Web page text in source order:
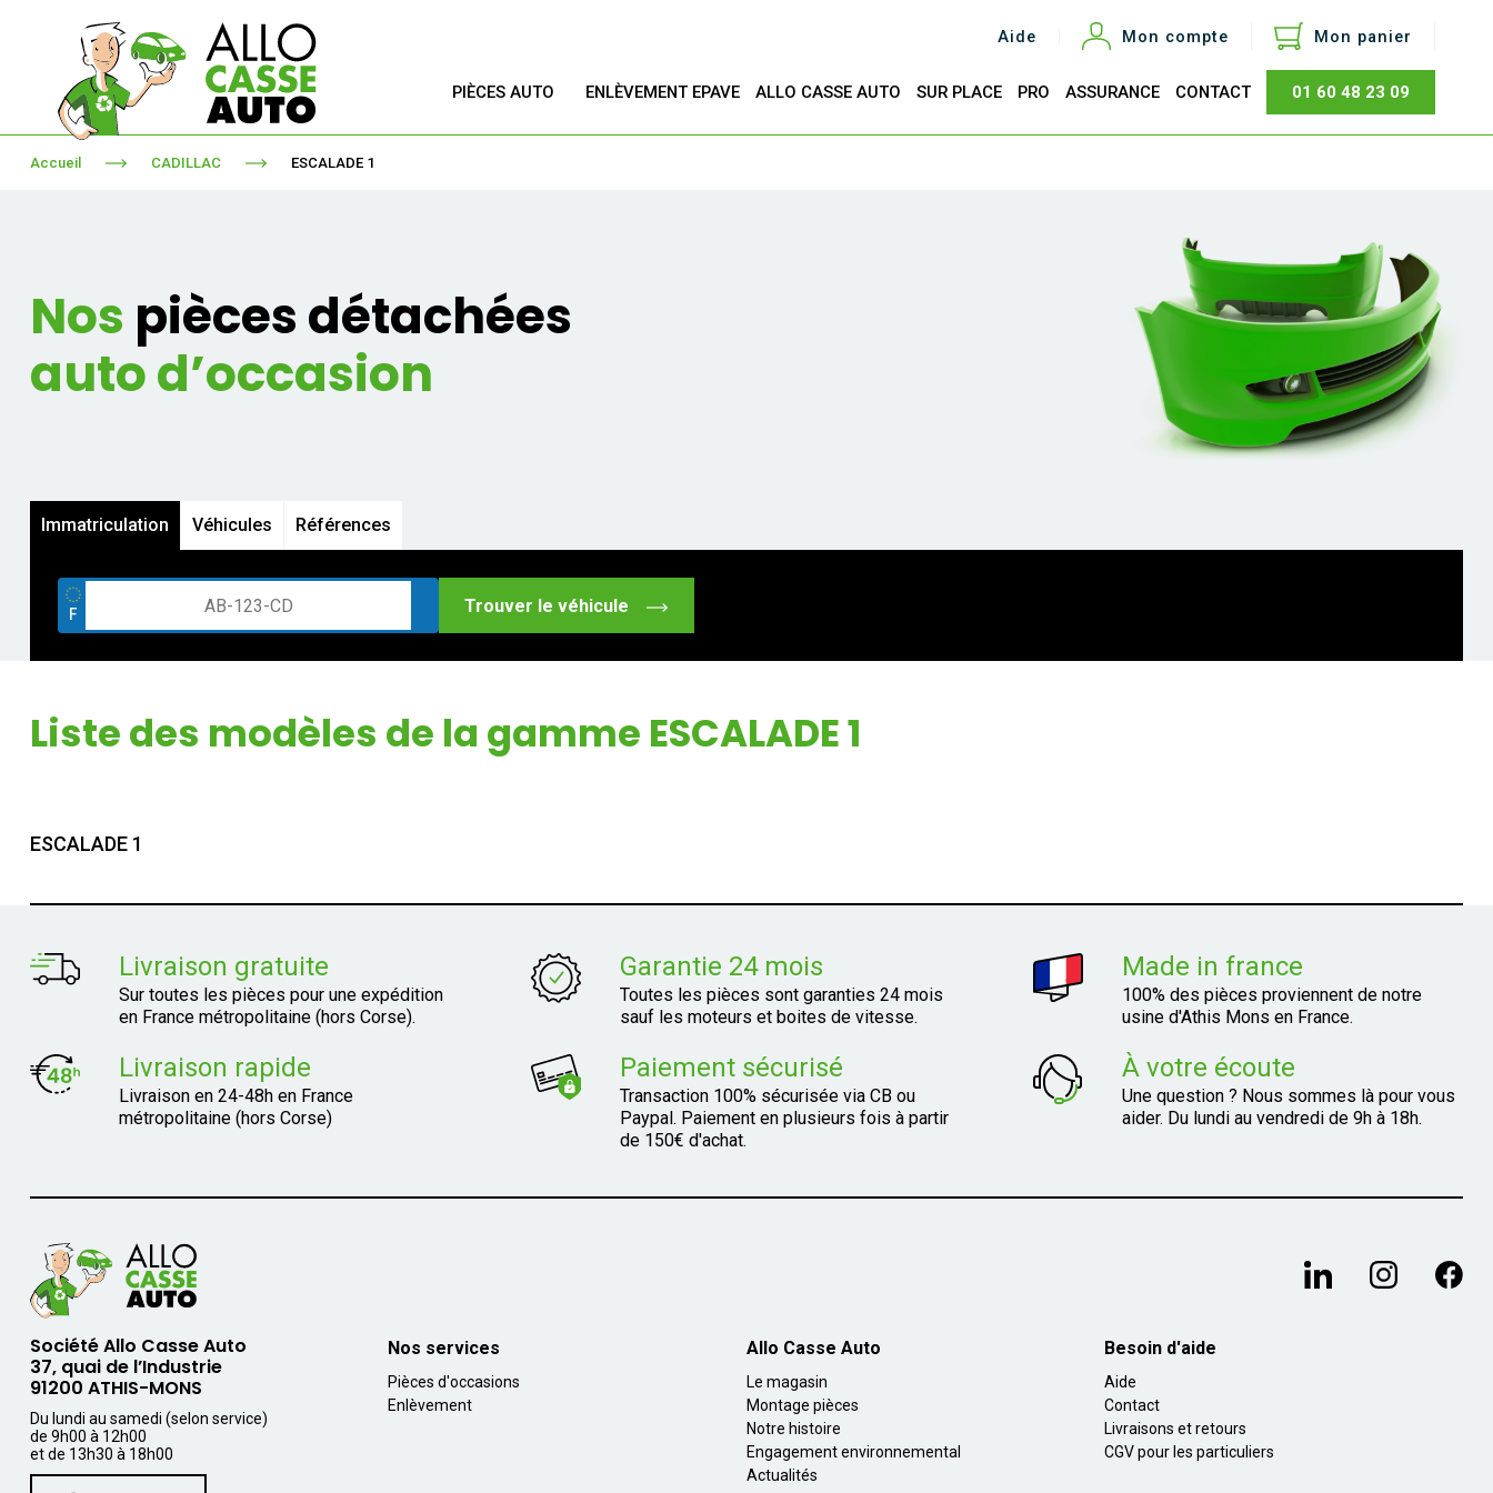
Aide Mon compte Mon panier
Total
PIÈCES AUTO ENLÈVEMENT EPAVE ALLO CASSE AUTO SUR PLACE PRO ASSURANCE CONTACT 01 60 48 23 09
Accueil CADILLAC ESCALADE 1
Nos pièces détachées
auto d’occasion
Immatriculation Véhicules Références
Trouver le véhicule
Liste des modèles de la gamme ESCALADE 1
ESCALADE 1
Livraison gratuite
Sur toutes les pièces pour une expédition
en France métropolitaine (hors Corse).
Garantie 24 mois
Toutes les pièces sont garanties 24 mois
sauf les moteurs et boites de vitesse.
Made in france
100% des pièces proviennent de notre
usine d'Athis Mons en France.
Livraison rapide
Livraison en 24-48h en France
métropolitaine (hors Corse)
Paiement sécurisé
Transaction 100% sécurisée via CB ou
Paypal. Paiement en plusieurs fois à partir
de 150€ d'achat.
À votre écoute
Une question ? Nous sommes là pour vous
aider. Du lundi au vendredi de 9h à 18h.
Société Allo Casse Auto
37, quai de l’Industrie
91200 ATHIS-MONS
Du lundi au samedi (selon service)
de 9h00 à 12h00
et de 13h30 à 18h00
Nos services
Pièces d'occasions
Enlèvement
Allo Casse Auto
Le magasin
Montage pièces
Notre histoire
Engagement environnemental
Actualités
Besoin d'aide
Aide
Contact
Livraisons et retours
CGV pour les particuliers